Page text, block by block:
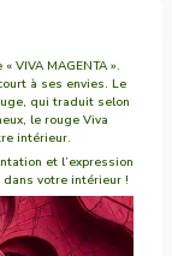
VIVA MAGENTA ».
à ses envies. Le
qui traduit selon
le rouge Viva
intérieur.
et l’expression
votre intérieur !